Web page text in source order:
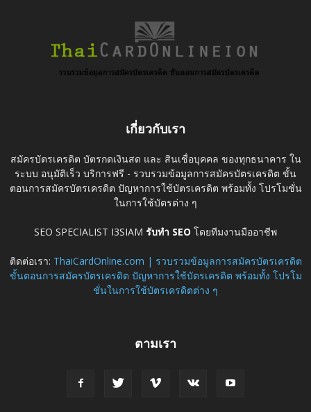
เกี่ยวกับเรา
สมัครบัตรเครดิต บัตรกดเงินสด และ สินเชื่อบุคคล ของทุกธนาคาร ใน
ระบบ อนุมัติเร็ว บริการฟรี - รวบรวมข้อมูลการสมัครบัตรเครดิต ขั้น
ตอนการสมัครบัตรเครดิต ปัญหาการใช้บัตรเครดิต พร้อมทั้ง โปรโมชั่น
ในการใช้บัตรต่าง ๆ
SEO SPECIALIST I3SIAM รับทำ SEO โดยทีมงานมืออาชีพ
ติดต่อเรา: ThaiCardOnline.com | รวบรวมข้อมูลการสมัครบัตรเครดิต
ขั้นตอนการสมัครบัตรเครดิต ปัญหาการใช้บัตรเครดิต พร้อมทั้ง โปรโม
ชั่นในการใช้บัตรเครดิตต่าง ๆ
ตามเรา